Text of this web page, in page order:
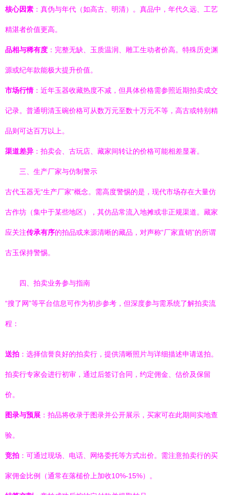
核心因素 ：真伪与年代（如高古、明清）。真品中，年代久远、工艺
精湛者价值更高。
品相与稀有度 ：完整无缺、玉质温润、雕工生动者价高。特殊历史渊
源或纪年款能极大提升价值。
市场行情：近年玉器收藏热度不减，但具体价格需参照近期拍卖成交
记录。普通明清玉碗价格可从数万元至数十万元不等，高古或特别精
品则可达百万以上。
渠道差异 ：拍卖会、古玩店、藏家间转让的价格可能相差显著。
三、生产厂家与仿制警示
古代玉器无“生产厂家”概念。需高度警惕的是，现代市场存在大量仿
古作坊（集中于某些地区），其仿品常流入地摊或非正规渠道。藏家
应关注传承有序的拍品或来源清晰的藏品，对声称“厂家直销”的所谓
古玉保持警惕。
四、拍卖业务参与指南
“搜了网”等平台信息可作为初步参考，但深度参与需系统了解拍卖流
程：
送拍 ：选择信誉良好的拍卖行，提供清晰照片与详细描述申请送拍。
拍卖行专家会进行初审，通过后签订合同，约定佣金、估价及保留
价。
图录与预展 ：拍品将收录于图录并公开展示，买家可在此期间实地查
验。
竞拍 ：可通过现场、电话、网络委托等方式出价。需注意拍卖行的买
家佣金比例（通常在落槌价上加收10%-15%）。